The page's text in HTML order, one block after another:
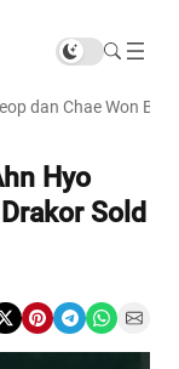
dan Chae Won Bin
Hyo
Sold
Share on X Share on Pinterest Share on Telegram Share on WhatsApp Share on Email